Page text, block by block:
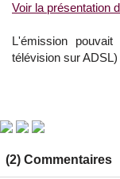
Voir la présentation
L'émission
télévision sur ADSL)
(2) Commentaires